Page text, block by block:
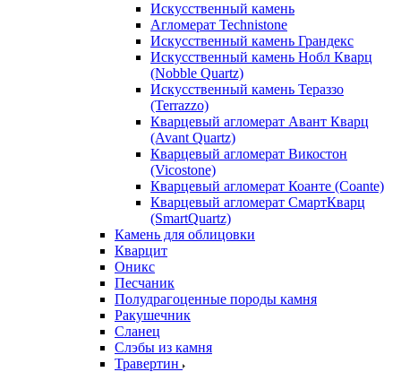
Искусственный камень
Агломерат Technistone
Искусственный камень Грандекс
Искусственный камень Нобл Кварц
(Nobble Quartz)
Искусственный камень Тераззо
(Terrazzo)
Кварцевый агломерат Авант Кварц
(Avant Quartz)
Кварцевый агломерат Викостон
(Vicostone)
Кварцевый агломерат Коанте (Coante)
Кварцевый агломерат СмартКварц
(SmartQuartz)
Камень для облицовки
Кварцит
Оникс
Песчаник
Полудрагоценные породы камня
Ракушечник
Сланец
Слэбы из камня
Травертин